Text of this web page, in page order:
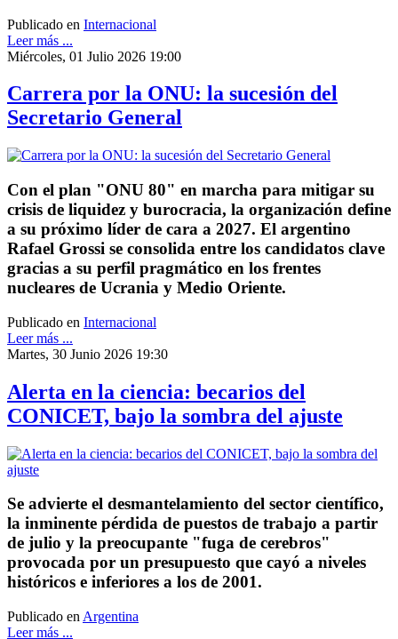
Publicado en Internacional
Leer más ...
Miércoles, 01 Julio 2026 19:00
Carrera por la ONU: la sucesión del
Secretario General
Con el plan "ONU 80" en marcha para mitigar su
crisis de liquidez y burocracia, la organización define
a su próximo líder de cara a 2027. El argentino
Rafael Grossi se consolida entre los candidatos clave
gracias a su perfil pragmático en los frentes
nucleares de Ucrania y Medio Oriente.
Publicado en Internacional
Leer más ...
Martes, 30 Junio 2026 19:30
Alerta en la ciencia: becarios del
CONICET, bajo la sombra del ajuste
Se advierte el desmantelamiento del sector científico,
la inminente pérdida de puestos de trabajo a partir
de julio y la preocupante "fuga de cerebros"
provocada por un presupuesto que cayó a niveles
históricos e inferiores a los de 2001.
Publicado en Argentina
Leer más ...